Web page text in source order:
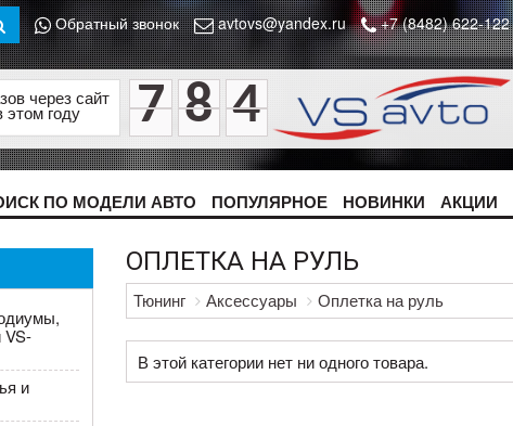
Обратный звонок avtovs@yandex.ru +7 (8482) 622-122
через сайт
этом году 7 8 4
ПО МОДЕЛИ АВТО ПОПУЛЯРНОЕ НОВИНКИ АКЦИИ
VS-
и
ОПЛЕТКА НА РУЛЬ
Тюнинг Аксессуары Оплетка на руль
В этой категории нет ни одного товара.